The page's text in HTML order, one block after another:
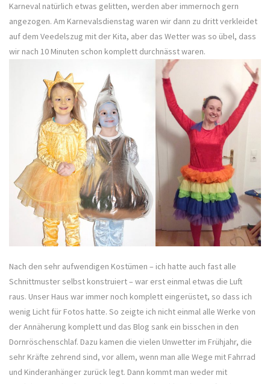
Karneval natürlich etwas gelitten, werden aber immernoch gern
angezogen. Am Karnevalsdienstag waren wir dann zu dritt verkleidet
auf dem Veedelszug mit der Kita, aber das Wetter was so übel, dass
wir nach 10 Minuten schon komplett durchnässt waren.
Nach den sehr aufwendigen Kostümen – ich hatte auch fast alle
Schnittmuster selbst konstruiert – war erst einmal etwas die Luft
raus. Unser Haus war immer noch komplett eingerüstet, so dass ich
wenig Licht für Fotos hatte. So zeigte ich nicht einmal alle Werke von
der Annäherung komplett und das Blog sank ein bisschen in den
Dornröschenschlaf. Dazu kamen die vielen Unwetter im Frühjahr, die
sehr Kräfte zehrend sind, vor allem, wenn man alle Wege mit Fahrrad
und Kinderanhänger zurück legt. Dann kommt man weder mit